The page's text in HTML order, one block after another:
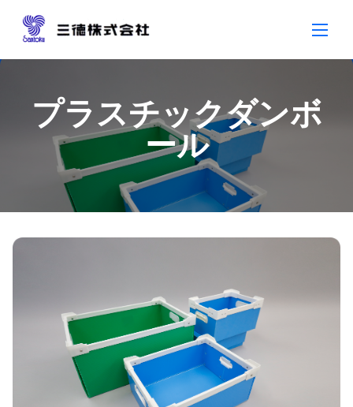
Skip
contentプラスチックダンボ
ール